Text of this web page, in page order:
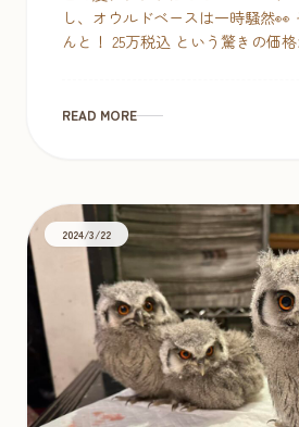
し、オウルドベースは一時騒然👀
んと！ 25万税込 という驚きの価
READ MORE
2024/3/22